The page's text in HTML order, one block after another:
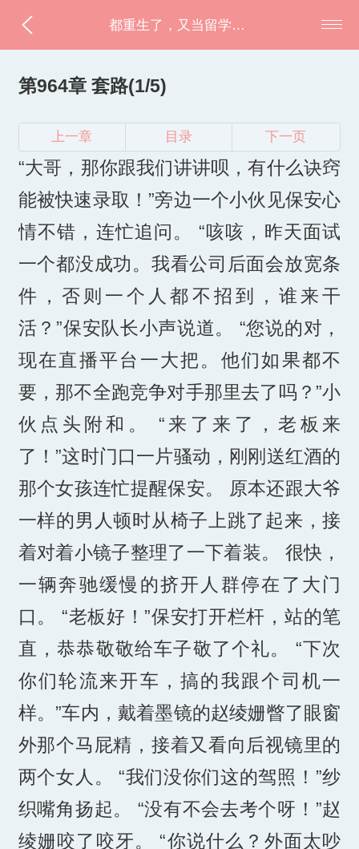
都重生了，又当留学生？
第964章 套路(1/5)
上一章 目录 下一页
“大哥，那你跟我们讲讲呗，有什么诀窍
能被快速录取！”旁边一个小伙见保安心
情不错，连忙追问。 “咳咳，昨天面试
一个都没成功。我看公司后面会放宽条
件，否则一个人都不招到，谁来干
活？”保安队长小声说道。 “您说的对，
现在直播平台一大把。他们如果都不
要，那不全跑竞争对手那里去了吗？”小
伙点头附和。 “来了来了，老板来
了！”这时门口一片骚动，刚刚送红酒的
那个女孩连忙提醒保安。 原本还跟大爷
一样的男人顿时从椅子上跳了起来，接
着对着小镜子整理了一下着装。 很快，
一辆奔驰缓慢的挤开人群停在了大门
口。 “老板好！”保安打开栏杆，站的笔
直，恭恭敬敬给车子敬了个礼。 “下次
你们轮流来开车，搞的我跟个司机一
样。”车内，戴着墨镜的赵绫姗瞥了眼窗
外那个马屁精，接着又看向后视镜里的
两个女人。 “我们没你们这的驾照！”纱
织嘴角扬起。 “没有不会去考个呀！”赵
绫姗咬了咬牙。 “你说什么？外面太吵